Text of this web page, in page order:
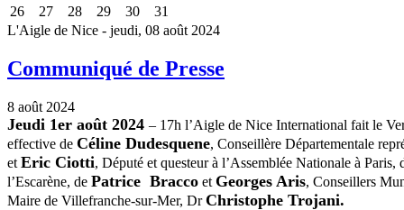
26
27 28 29 30
31
L'Aigle de Nice - jeudi, 08 août 2024
Communiqué de Presse
8 août 2024
Jeudi 1er août 2024 – 17h l’Aigle de Nice International fait le
effective de Céline Dudesquene, Conseillère Départementale
et Eric Ciotti, Député et questeur à l’Assemblée Nationale à
l’Escarène, de Patrice Bracco et Georges Aris, Conseillers
Maire de Villefranche-sur-Mer, DrChristophe Trojani.